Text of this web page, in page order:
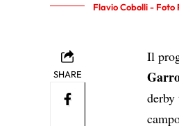
Flavio Cobolli - Foto
SHARE
Il